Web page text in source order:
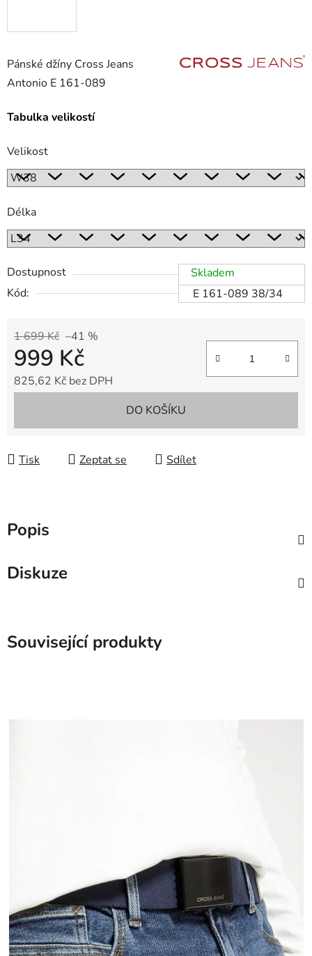
Pánské džíny Cross Jeans
Antonio E 161-089
Tabulka velikostí
Velikost
Délka
Dostupnost
Skladem
Kód:
E 161-089 38/34
1 699 Kč –41 %
999 Kč
825,62 Kč bez DPH
DO KOŠÍKU
Tisk Zeptat se Sdílet
Popis
Diskuze
Související produkty